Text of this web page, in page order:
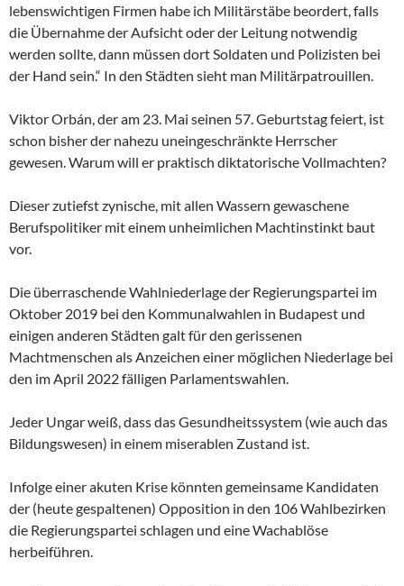
lebenswichtigen Firmen habe ich Militärstäbe beordert, falls
die Übernahme der Aufsicht oder der Leitung notwendig
werden sollte, dann müssen dort Soldaten und Polizisten bei
der Hand sein.“ In den Städten sieht man Militärpatrouillen.
Viktor Orbán, der am 23. Mai seinen 57. Geburtstag feiert, ist
schon bisher der nahezu uneingeschränkte Herrscher
gewesen. Warum will er praktisch diktatorische Vollmachten?
Dieser zutiefst zynische, mit allen Wassern gewaschene
Berufspolitiker mit einem unheimlichen Machtinstinkt baut
vor.
Die überraschende Wahlniederlage der Regierungspartei im
Oktober 2019 bei den Kommunalwahlen in Budapest und
einigen anderen Städten galt für den gerissenen
Machtmenschen als Anzeichen einer möglichen Niederlage bei
den im April 2022 fälligen Parlamentswahlen.
Jeder Ungar weiß, dass das Gesundheitssystem (wie auch das
Bildungswesen) in einem miserablen Zustand ist.
Infolge einer akuten Krise könnten gemeinsame Kandidaten
der (heute gespaltenen) Opposition in den 106 Wahlbezirken
die Regierungspartei schlagen und eine Wachablöse
herbeiführen.